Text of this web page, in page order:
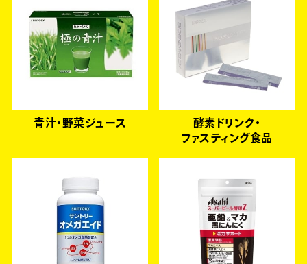
青汁・野菜ジュース
酵素ドリンク・
ファスティング食品